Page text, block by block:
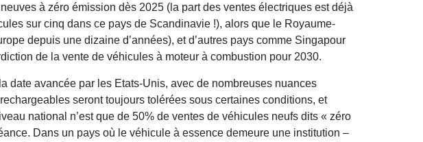
à zéro émission dès 2025 (la part des ventes électriques est déjà
sur cinq dans ce pays de Scandinavie !), alors que le Royaume-
depuis une dizaine d’années), et d’autres pays comme Singapour
de la vente de véhicules à moteur à combustion pour 2030.
date avancée par les Etats-Unis, avec de nombreuses nuances
seront toujours tolérées sous certaines conditions, et
national n’est que de 50% de ventes de véhicules neufs dits « zéro
Dans un pays où le véhicule à essence demeure une institution –